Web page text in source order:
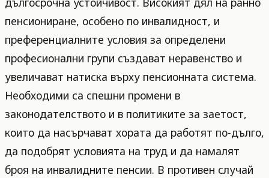
пенсиониране, особено по инвалидност, и
преференциалните условия за определени
професионални групи създават неравенство и
увеличават натиска върху пенсионната система.
Необходими са спешни промени в
законодателството и в политиките за заетост,
които да насърчават хората да работят по-дълго,
да подобрят условията на труд и да намалят
броя на инвалидните пенсии. В противен случай